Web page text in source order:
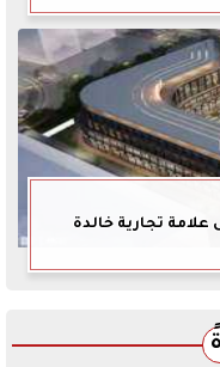
تجارية خالدة